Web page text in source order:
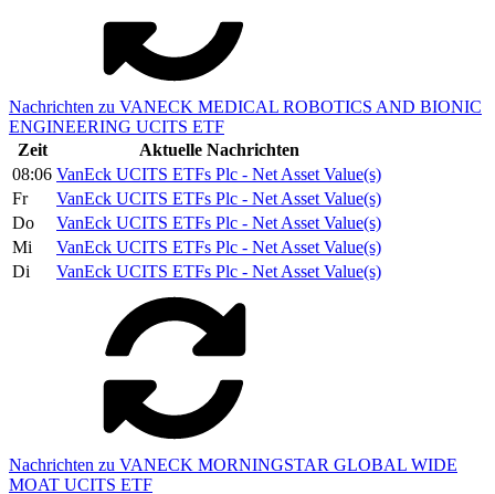
Nachrichten zu VANECK MEDICAL ROBOTICS AND BIONIC
ENGINEERING UCITS ETF
Zeit
Aktuelle Nachrichten
08:06 VanEck UCITS ETFs Plc - Net Asset Value(s)
Fr
VanEck UCITS ETFs Plc - Net Asset Value(s)
Do
VanEck UCITS ETFs Plc - Net Asset Value(s)
Mi
VanEck UCITS ETFs Plc - Net Asset Value(s)
Di
VanEck UCITS ETFs Plc - Net Asset Value(s)
Nachrichten zu VANECK MORNINGSTAR GLOBAL WIDE
MOAT UCITS ETF